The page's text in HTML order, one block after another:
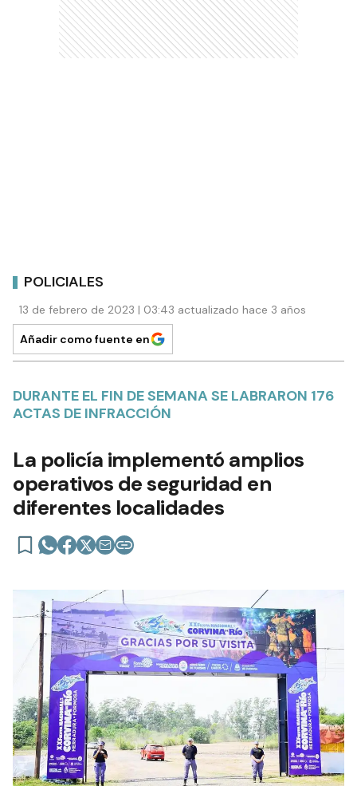
POLICIALES
13 de febrero de 2023 | 03:43 actualizado hace 3 años
Añadir como fuente en
DURANTE EL FIN DE SEMANA SE LABRARON 176
ACTAS DE INFRACCIÓN
La policía implementó amplios
operativos de seguridad en
diferentes localidades